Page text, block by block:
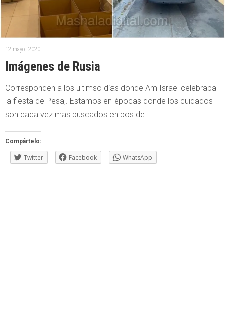
12 mayo, 2020
Imágenes de Rusia
Corresponden a los ultimso días donde Am Israel celebraba
la fiesta de Pesaj. Estamos en épocas donde los cuidados
son cada vez mas buscados en pos de
Compártelo:
Twitter Facebook WhatsApp